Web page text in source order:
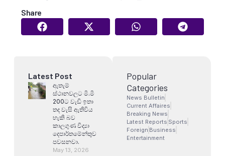
Share
Latest Post
ඇතැම්
ස්ථානවලට මි.මි
200ට වැඩි ඉතා
තද වැසි ඇතිවිය
හැකි බව
කාලගුණ විද්‍යා
දෙපාර්තමේන්තුව
පවසනවා.
May 13, 2026
Popular
Categories
News Bulletin
Current Affaires
Breaking News
Latest Reports Sports
Foreign Business
Entertainment